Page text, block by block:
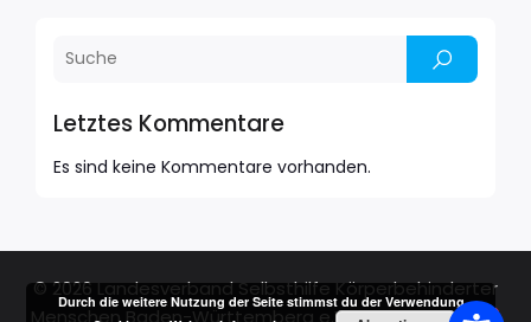
Letztes Kommentare
Es sind keine Kommentare vorhanden.
© 2026 Landesverband Selbsthilfe Körperbehinderter
Menschen Baden-Württemberg e.V.. Created with
Durch die weitere Nutzung der Seite stimmst du der Verwendung